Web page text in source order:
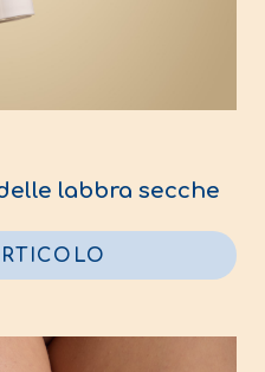
labbra secche